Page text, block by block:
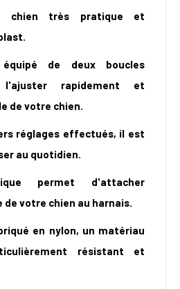
chien très pratique et
de deux boucles
rapidement et
de votre chien.
réglages effectués, il est
au quotidien.
permet d'attacher
votre chien au harnais.
en nylon, un matériau
résistant et